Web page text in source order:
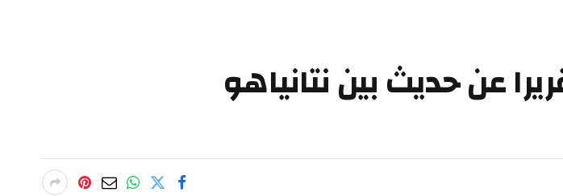
عن حديث بين نتانياهو